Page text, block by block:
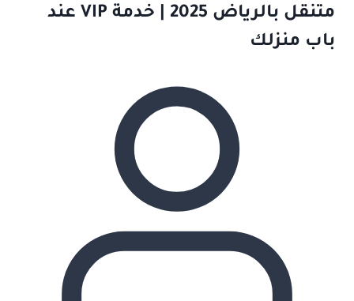
متنقل بالرياض 2025 | خدمة VIP عند
باب منزلك